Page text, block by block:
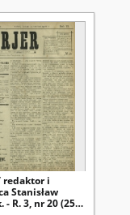
redaktor i
Stanisław
- R. 3, nr 20 (25